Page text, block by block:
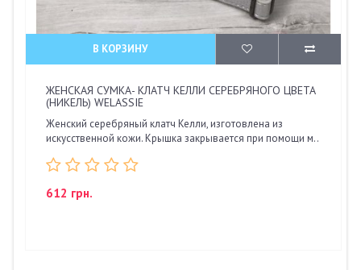
В КОРЗИНУ
ЖЕНСКАЯ СУМКА- КЛАТЧ КЕЛЛИ СЕРЕБРЯНОГО ЦВЕТА
(НИКЕЛЬ) WELASSIE
Женский серебряный клатч Келли, изготовлена из
искусственной кожи. Крышка закрывается при помощи м..
612 грн.